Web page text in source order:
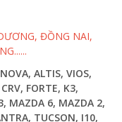
ĐỒNG NAI,
ALTIS, VIOS,
FORTE, K3,
MAZDA 6, MAZDA 2,
TUCSON, I10,